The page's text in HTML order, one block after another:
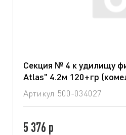
Секция № 4 к удилищу
Atlas" 4.2м 120+гр
Артикул 500-034027
5 376 р